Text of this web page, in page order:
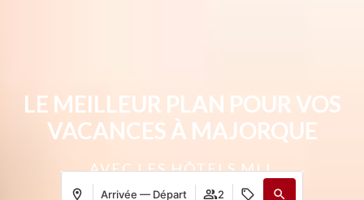
Arrivée — Départ 2
LE MEILLEUR PLAN POUR VOS
VACANCES À MAJORQUE
AVEC LES HÔTELS MLL